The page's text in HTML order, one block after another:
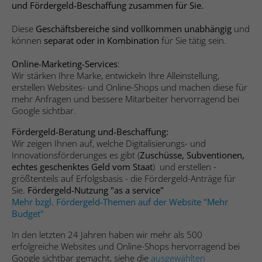
und Fördergeld-Beschaffung zusammen für Sie.
Diese Geschäftsbereiche sind vollkommen unabhängig und
können separat oder in Kombination für Sie tätig sein.
Online-Marketing-Services:
Wir stärken Ihre Marke, entwickeln Ihre Alleinstellung,
erstellen Websites- und Online-Shops und machen diese für
mehr Anfragen und bessere Mitarbeiter hervorragend bei
Google sichtbar.
Fördergeld-Beratung und-Beschaffung:
Wir zeigen Ihnen auf, welche Digitalisierungs- und
Innovationsförderunges es gibt (Zuschüsse, Subventionen,
echtes geschenktes Geld vom Staat) und erstellen -
größtenteils auf Erfolgsbasis - die Fördergeld-Anträge für
Sie. Fördergeld-Nutzung "as a service"
Mehr bzgl. Fördergeld-Themen auf der Website "Mehr
Budget"
In den letzten 24 Jahren haben wir mehr als 500
erfolgreiche Websites und Online-Shops hervorragend bei
Google sichtbar gemacht, siehe die ausgewählten
Name SgCookieOptin.lastPreferences
Anbieter Studio 9 GmbH
Laufzeit 1 Jahr
Zweck
Einstellungen. Unter anderem eine zufällig
generierte ID, für die historische
Speicherung Ihrer vorgenommen
Einstellungen, falls der Webseiten-
Betreiber dies eingestellt hat.
Anbieter Hubspot
Name _ga_#
Laufzeit 2 Jahre
Zweck
den ersten und letzten Besuch. Von
Google Analytics verwendet.
Name _gid
Anbieter
Laufzeit 1 Tag
Laufzeit Sitzungsdauer
Zweck
Sends data to the marketing platform
Hubspot about the visitor's device and
behaviour. Tracks the visitor across
Name PE_SESSION
Anbieter Proven Expert
Laufzeit Sitzungsdauer
Zweck
Sammelt Informationen zum
Besucherverhalten auf mehreren
Webseiten. Diese Informationen wird auf